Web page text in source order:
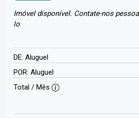
Imóvel disponível. Contate-nos
lo
DE: Aluguel
POR: Aluguel
Total / Mês